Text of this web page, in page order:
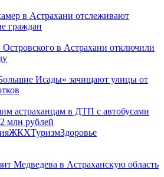
в Астрахани отслеживают
граждан
в Астрахани отключили
Исады» зачищают улицы от
астраханцам в ДТП с автобусами
млн рублей
ЖКХТуризмЗдоровье
Медведева в Астраханскую область